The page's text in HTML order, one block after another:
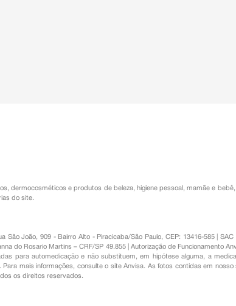
,dermocosméticos e produtos de beleza, higiene pessoal ,mamãe e bebê,
do site.
São João, 909 - Bairro Alto - Piracicaba/São Paulo, CEP: 13416-585 |
do Rosario Martins – CRF/SP 49.855 | Autorização de Funcionamento
para automedicação e não substituem, em hipótese alguma, a
mais informações, consulte o site Anvisa. As fotos contidas em
os direitos reservados.